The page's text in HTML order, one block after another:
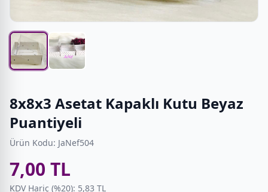
8x8x3 Asetat Kapaklı Kutu Beyaz
Puantiyeli
Ürün Kodu: JaNef504
7,00 TL
KDV Hariç (%20): 5,83 TL